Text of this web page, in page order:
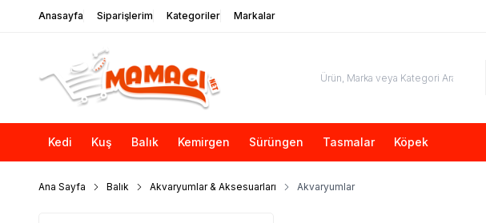
Anasayfa Siparişlerim Kategoriler Markalar
Kedi Kuş Balık Kemirgen Sürüngen Tasmalar Köpek
Ana Sayfa Balık Akvaryumlar & Aksesuarları Akvaryumlar